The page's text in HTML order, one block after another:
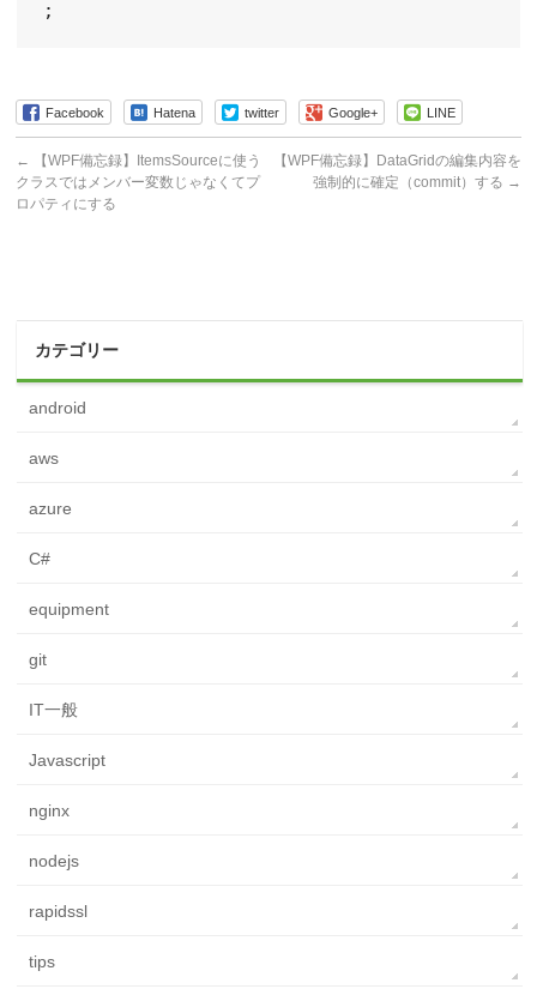
Facebook Hatena twitter Google+ LINE
←
【WPF備忘録】ItemsSourceに使う
クラスではメンバー変数じゃなくてプ
ロパティにする
【WPF備忘録】DataGridの編集内容を
強制的に確定（commit）する →
カテゴリー
android
aws
azure
C#
equipment
git
IT一般
Javascript
nginx
nodejs
rapidssl
tips